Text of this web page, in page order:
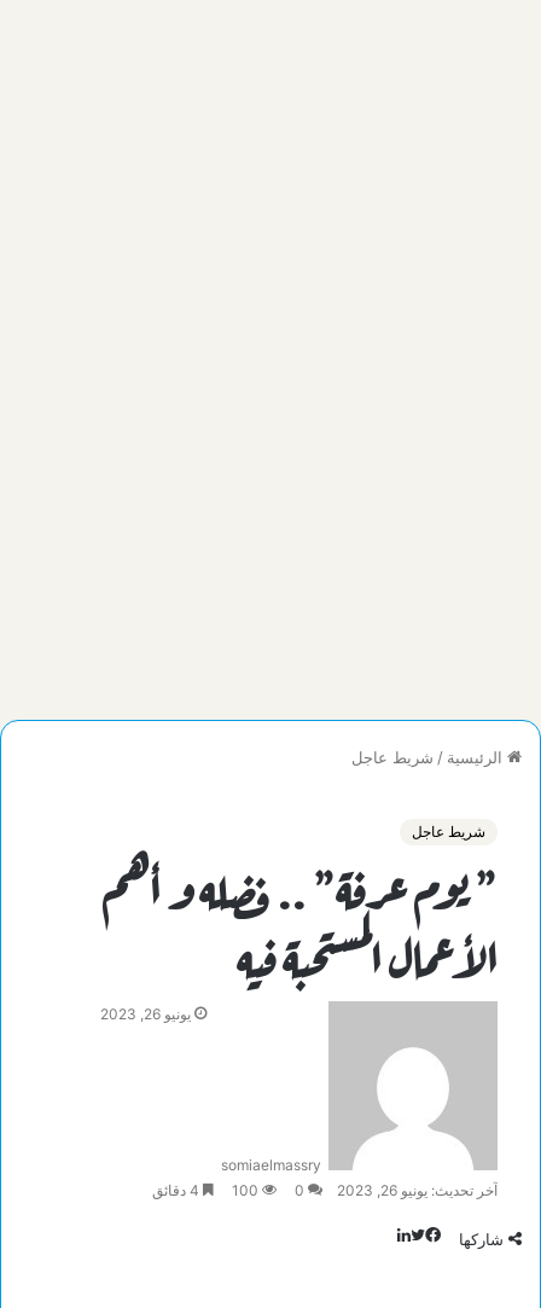
الرئيسية / شريط عاجل
شريط عاجل
” يوم عرفة” .. فضله و أهم
الأعمال المستحبة فيه
somiaelmassry
يونيو 26, 2023
آخر تحديث: يونيو 26, 2023 0
100
شاركها فيسبوك
تويتر
لينكدإن